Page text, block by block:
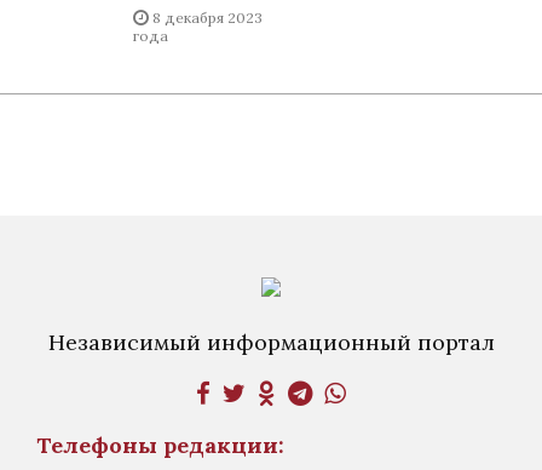
8 декабря 2023
года
Независимый информационный портал
Телефоны редакции: